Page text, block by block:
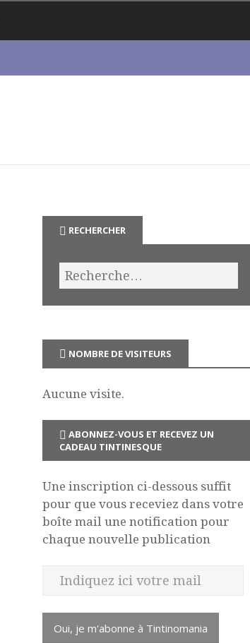
RECHERCHER
NOMBRE DE VISITEURS
Aucune visite.
ABONNEZ-VOUS ET RECEVEZ UN
CADEAU TINTINESQUE
Une inscription ci-dessous suffit
pour que vous receviez dans votre
boîte mail une notification pour
chaque nouvelle publication
Oui, je m'abonne à Tintinomania